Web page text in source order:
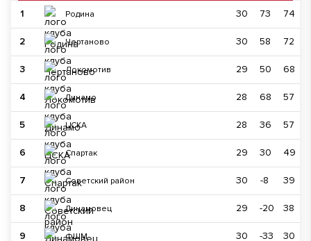
1 Родина 30 73 74
2 Чертаново 30 58 72
3 Локомотив 29 50 68
4 Динамо 28 68 57
5 ЦСКА 28 36 57
6 Спартак 29 30 49
7 Советский район 30 -8 39
8 Динамовец 29 -20 38
9 ФШМ 30 -33 30